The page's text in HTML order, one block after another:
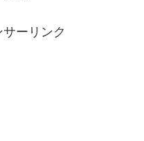
サーリンク